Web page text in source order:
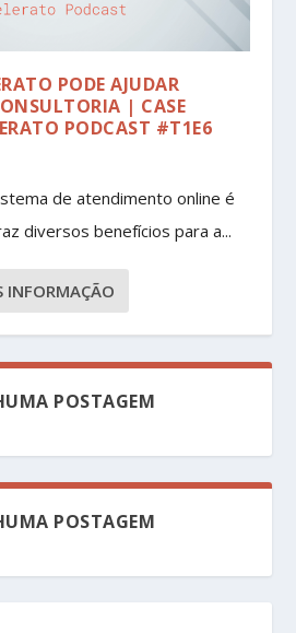
PODE AJUDAR
| CASE
PODCAST #T1E6
de atendimento online é
diversos benefícios para a...
INFORMAÇÃO
POSTAGEM
POSTAGEM